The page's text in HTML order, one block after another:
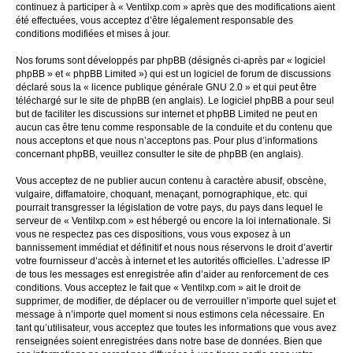
continuez à participer à « Ventilxp.com » après que des modifications aient
été effectuées, vous acceptez d’être légalement responsable des
conditions modifiées et mises à jour.
Nos forums sont développés par phpBB (désignés ci-après par « logiciel
phpBB » et « phpBB Limited ») qui est un logiciel de forum de discussions
déclaré sous la « licence publique générale GNU 2.0 » et qui peut être
téléchargé sur le site de phpBB (en anglais). Le logiciel phpBB a pour seul
but de faciliter les discussions sur internet et phpBB Limited ne peut en
aucun cas être tenu comme responsable de la conduite et du contenu que
nous acceptons et que nous n’acceptons pas. Pour plus d’informations
concernant phpBB, veuillez consulter le site de phpBB (en anglais).
Vous acceptez de ne publier aucun contenu à caractère abusif, obscène,
vulgaire, diffamatoire, choquant, menaçant, pornographique, etc. qui
pourrait transgresser la législation de votre pays, du pays dans lequel le
serveur de « Ventilxp.com » est hébergé ou encore la loi internationale. Si
vous ne respectez pas ces dispositions, vous vous exposez à un
bannissement immédiat et définitif et nous nous réservons le droit d’avertir
votre fournisseur d’accès à internet et les autorités officielles. L’adresse IP
de tous les messages est enregistrée afin d’aider au renforcement de ces
conditions. Vous acceptez le fait que « Ventilxp.com » ait le droit de
supprimer, de modifier, de déplacer ou de verrouiller n’importe quel sujet et
message à n’importe quel moment si nous estimons cela nécessaire. En
tant qu’utilisateur, vous acceptez que toutes les informations que vous avez
renseignées soient enregistrées dans notre base de données. Bien que